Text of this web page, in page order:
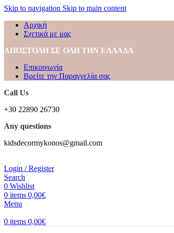
Skip to navigation Skip to main content
Αρχική
Σχετικά με μας
ΑΠΟΣΤΟΛΗ ΣΕ ΟΛΗ ΤΗΝ ΕΛΛΑΔΑ
Επικοινωνία
Βρείτε την Παραγγελία σας
Call Us
+30 22890 26730
Any questions
kidsdecormykonos@gmail.com
Login / Register
Search
0 Wishlist
0 items 0,00€
Menu
0 items 0,00€